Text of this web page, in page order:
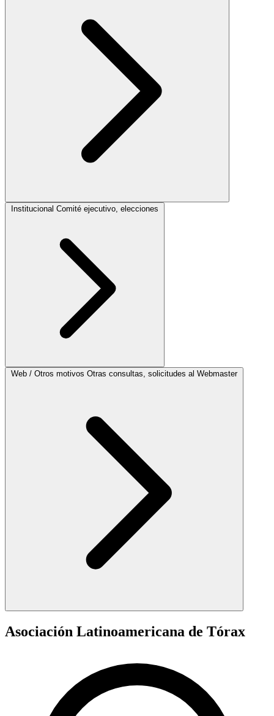
Institucional Comité ejecutivo, elecciones
Web / Otros motivos Otras consultas, solicitudes al Webmaster
Asociación Latinoamericana de Tórax